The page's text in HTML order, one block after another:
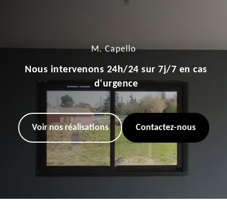
M. Capello
Nous intervenons 24h/24 sur 7j/7 en cas
d'urgence
Voir nos réalisations Contactez-nous